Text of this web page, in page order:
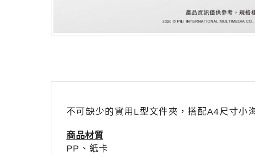
不可缺少的實用L型文件夾，搭配A4尺寸小
商品材質
PP、紙卡